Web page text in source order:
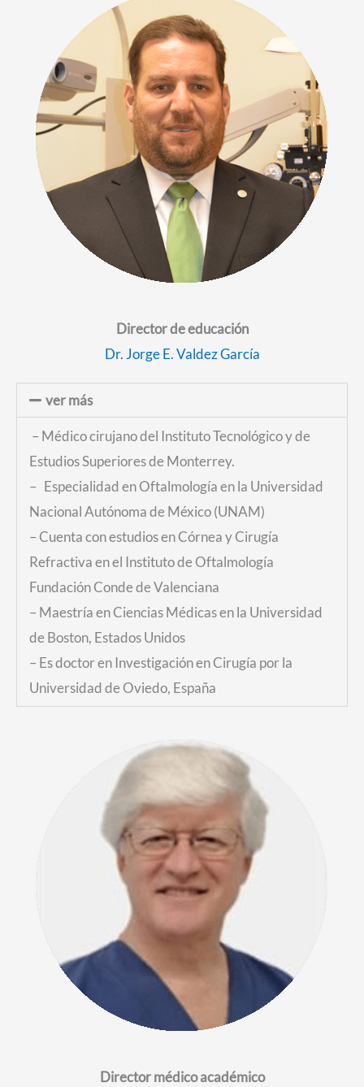
Director deeducación
Dr. Jorge E. Valdez García
ver más
– Médico cirujano del Instituto Tecnológico y de
Estudios Superiores de Monterrey.
– Especialidad en Oftalmologíaen la Universidad
Nacional Autónoma de México (UNAM)
– Cuenta con estudios en Córnea y Cirugía
Refractiva en el Instituto de Oftalmología
Fundación Conde de Valenciana
– Maestría en Ciencias Médicas en la Universidad
de Boston, Estados Unidos
– Es doctor en Investigación en Cirugía por la
Universidad de Oviedo, España
Director médico académico